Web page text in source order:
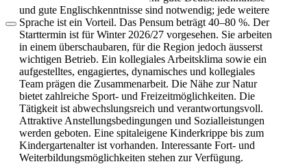
Arbeitsbedingungen in der Pflege in der
Schweiz
und gute Englischkenntnisse sind notwendig; jede weitere
Sprache ist ein Vorteil. Das Pensum beträgt 40–80 %. Der
Starttermin ist für Winter 2026/27 vorgesehen. Sie arbeiten
in einem überschaubaren, für die Region jedoch äusserst
wichtigen Betrieb. Ein kollegiales Arbeitsklima sowie ein
aufgestelltes, engagiertes, dynamisches und kollegiales
Team prägen die Zusammenarbeit. Die Nähe zur Natur
bietet zahlreiche Sport- und Freizeitmöglichkeiten. Die
Tätigkeit ist abwechslungsreich und verantwortungsvoll.
Attraktive Anstellungsbedingungen und Sozialleistungen
werden geboten. Eine spitaleigene Kinderkrippe bis zum
Kindergartenalter ist vorhanden. Interessante Fort- und
Weiterbildungsmöglichkeiten stehen zur Verfügung.